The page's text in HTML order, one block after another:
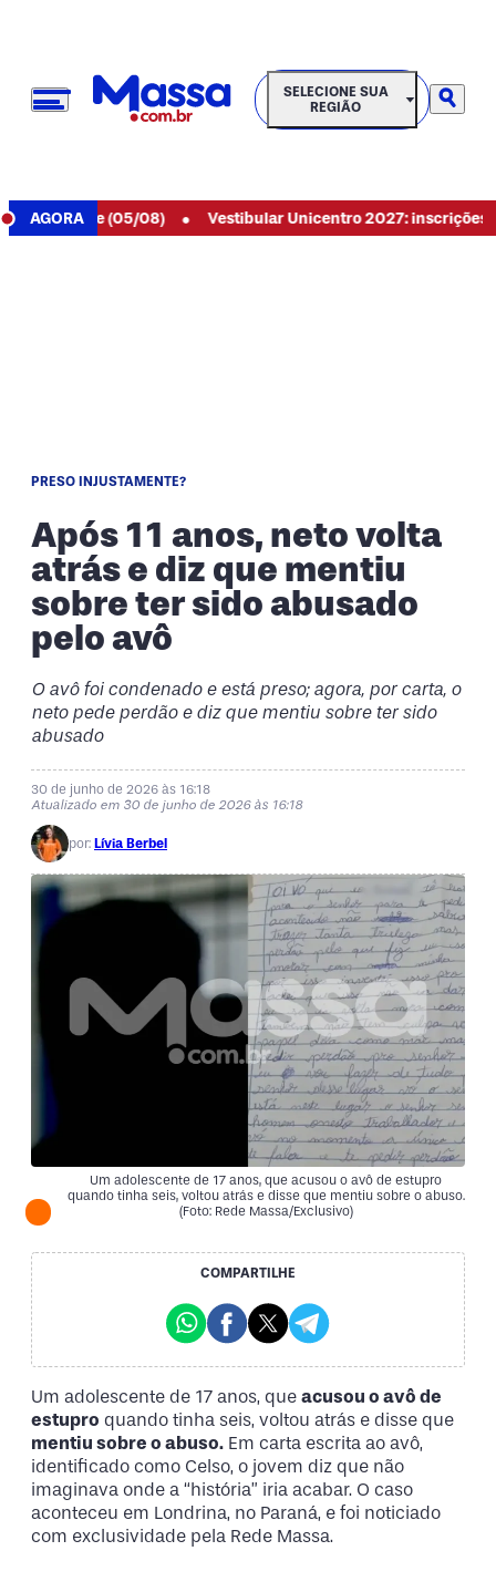
SELECIONE SUA REGIÃO
SELECIONE SUA
REGIÃO
AGORA
hoje (05/08) • Vestibular Unicentro 2027: inscrições
PRESO INJUSTAMENTE?
Após 11 anos, neto volta
atrás e diz que mentiu
sobre ter sido abusado
pelo avô
O avô foi condenado e está preso; agora, por carta, o
neto pede perdão e diz que mentiu sobre ter sido
abusado
30 de junho de 2026 às 16:18
Atualizado em 30 de junho de 2026 às 16:18
por: Lívia Berbel
Um adolescente de 17 anos, que acusou o avô de estupro
quando tinha seis, voltou atrás e disse que mentiu sobre o abuso.
(Foto: Rede Massa/Exclusivo)
COMPARTILHE
Um adolescente de 17 anos, que acusou o avô de
estupro quando tinha seis, voltou atrás e disse que
mentiu sobre o abuso. Em carta escrita ao avô,
identificado como Celso, o jovem diz que não
imaginava onde a “história” iria acabar. O caso
aconteceu em Londrina, no Paraná, e foi noticiado
com exclusividade pela Rede Massa.